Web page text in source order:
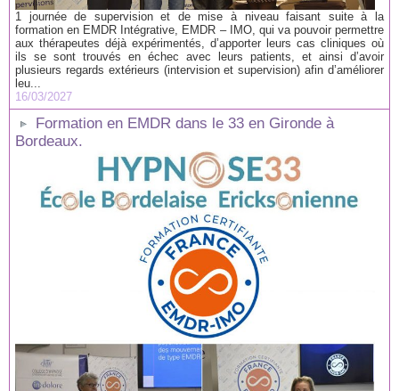
1 journée de supervision et de mise à niveau faisant suite à la
formation en EMDR Intégrative, EMDR – IMO, qui va pouvoir permettre
aux thérapeutes déjà expérimentés, d’apporter leurs cas cliniques où
ils se sont trouvés en échec avec leurs patients, et ainsi d’avoir
plusieurs regards extérieurs (intervision et supervision) afin d’améliorer
leu...
16/03/2027
Formation en EMDR dans le 33 en Gironde à
Bordeaux.